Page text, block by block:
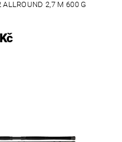
ALLROUND 2,7 M 600 G